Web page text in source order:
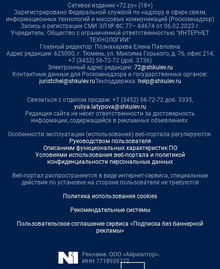
Сетевое издание «72.ру» (18+)
Зарегистрировано Федеральной службой по надзору в сфере связи,
информационных технологий и массовых коммуникаций (Роскомнадзор)
Запись о регистрации СМИ ЭЛ № ФС 77– 84674 от 06.02.2023 г.
Учредитель: Общество с ограниченной ответственностью "ИНТЕРНЕТ
ТЕХНОЛОГИИ"
Главный редактор: Познахарева Елена Павловна
Адрес редакции: 625000, г. Тюмень, ул. Максима Горького, д. 76, офис 214,
+7 (3452) 56-72-72 (доб. 3736)
Электронный адрес редакции: 72@shkulev.ru
Контактные данные для Роскомнадзора и государственных органов:
juristchel@shkulev.ruТехподдержка: help@shkulev.ru
Связаться с отделом продаж: +7 (3452) 56-72-72 доб. 3335,
yuliya.latypova@shkulev.ru
Редакция сайта не несет ответственности за достоверность
информации, содержащейся в рекламных объявлениях.
Особенности эксплуатации (использования) веб-портала регулируются:
Руководством пользователя
Описанием функциональных характеристик ПО
Условиями использования веб-портала и политикой
конфиденциальности персональных данных
Веб-портал распространяется в виде интернет-сервиса, специальные
действия по установке на стороне пользователя не требуются
Политика использования cookies
Рекомендательные системы
Пользовательское соглашение сервиса «Подписка без баннерной
рекламы»